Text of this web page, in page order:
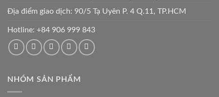
Địa điểm giao dịch: 90/5 Tạ Uyên P. 4 Q.11, TP.HCM
Hotline: +84 906 999 843
NHÓM SẢN PHẨM